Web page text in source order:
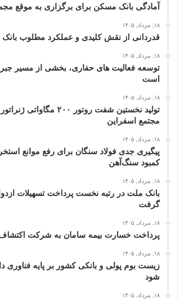
آمادگی بانک مسکن برای برگزاری به موقع
۱۸, مرداد, ۱۴۰۵
قدردانی از نقش کلیدی و عملکرد مطلوب
۱۸, مرداد, ۱۴۰۵
توسعه فعالیت‌ های حفاری، بخشی از مسیر
است
۱۸, مرداد, ۱۴۰۵
تولید نخستین شفت روتور ۲۰۰
مجتمع اسفراین
۱۸, مرداد, ۱۴۰۵
پیگیری جدی فولاد سنگان برای رفع موانع
کمبود سنگ‌آهن
۱۸, مرداد, ۱۴۰۵
بانک ملت در رتبه نخست پرداخت تسهیلات
گرفت
۱۸, مرداد, ۱۴۰۵
پرداخت خسارت بیمه سامان به شرکت
۱۸, مرداد, ۱۴۰۵
زیست بوم پولی و بانکی کشور بر پایه
شود
۱۸, مرداد, ۱۴۰۵